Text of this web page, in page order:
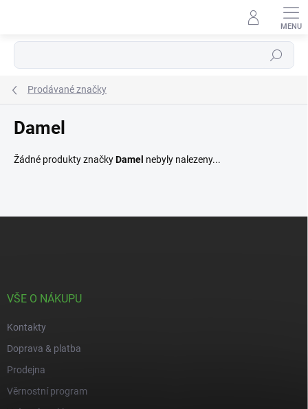
Hledat
Prodávané značky
Damel
Žádné produkty značkyDamel nebyly nalezeny...
VŠE O NÁKUPU
Kontakty
Doprava & platba
Prodejna
Věrnostní program